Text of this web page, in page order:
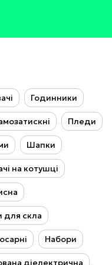
Годинники
Пледи
Шапки
на котушці
для скла
Набори
діелектрична